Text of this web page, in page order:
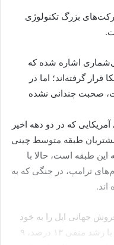
بزرگ تکنولوژی
اشاره شده که
گرفته‌اند؛ اما در
صحبت چندانی نشده
که در دو دهه اخیر
مشتریان طبقه متوسط چینی
طبقه‌ است، حالا با
ترامپ، در جنگی که به
چین ۱۹ درصد از فروش جهانی اپل را به خود
اختصاص داده است. اپل در سال ۲۰۱۸، با رشد منفی ۱۳ درصد، ۹